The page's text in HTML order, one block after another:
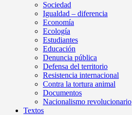
Sociedad
Igualdad – diferencia
Economía
Ecología
Estudiantes
Educación
Denuncia pública
Defensa del territorio
Resistencia internacional
Contra la tortura animal
Documentos
Nacionalismo revolucionario
Textos